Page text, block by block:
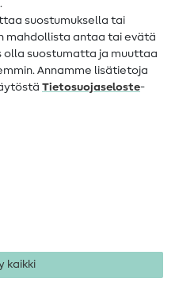
suostumuksella tai
mahdollista antaa tai evätä
olla suostumatta ja muuttaa
Annamme lisätietoja
Tietosuojaseloste-
kaikki